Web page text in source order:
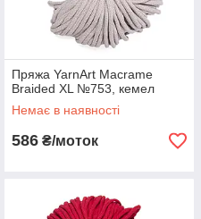
Пряжа YarnArt Macrame
Braided XL №753, кемел
Немає в наявності
586 ₴/моток